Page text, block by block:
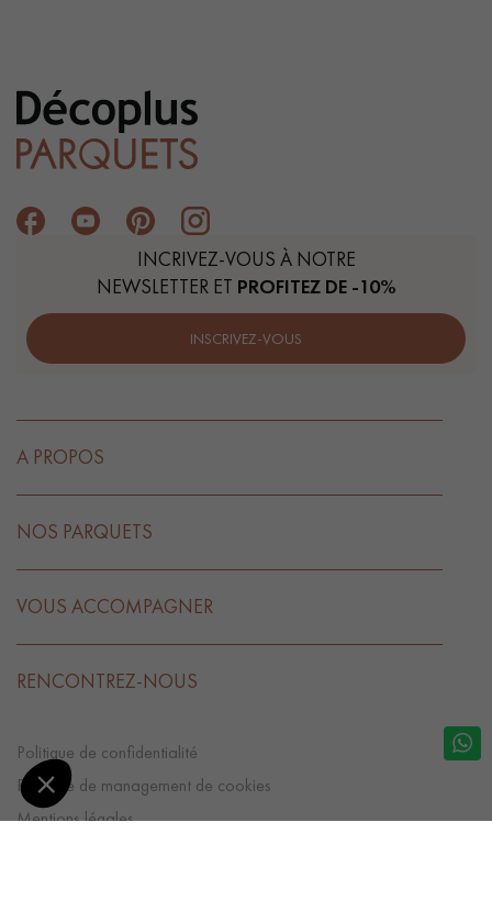
INCRIVEZ-VOUS À NOTRE
NEWSLETTER ET PROFITEZ DE -10%
INSCRIVEZ-VOUS
A PROPOS
NOS PARQUETS
VOUS ACCOMPAGNER
RENCONTREZ-NOUS
Politique de confidentialité
Politique de management de cookies
Mentions légales